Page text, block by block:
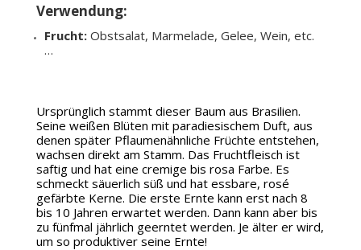
Verwendung:
Frucht:Obstsalat, Marmelade, Gelee, Wein, etc.
…
Ursprünglich stammt dieser Baum aus Brasilien.
Seine weißen Blüten mit paradiesischem Duft, aus
denen später Pflaumenähnliche Früchte entstehen,
wachsen direkt am Stamm. Das Fruchtfleisch ist
saftig und hat eine cremige bis rosa Farbe. Es
schmeckt säuerlich süß und hat essbare, rosé
gefärbte Kerne. Die erste Ernte kann erst nach 8
bis 10 Jahren erwartet werden. Dann kann aber bis
zu fünfmal jährlich geerntet werden. Je älter er wird,
um so produktiver seine Ernte!